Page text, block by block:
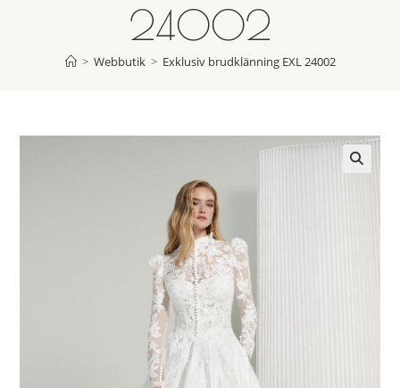
24002
> Webbutik > Exklusiv brudklänning EXL 24002